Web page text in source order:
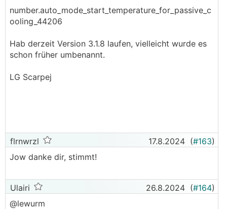
das bereits lösen?
number.auto_mode_start_temperature_for_passive_c
ooling_44206
Hab derzeit Version 3.1.8 laufen, vielleicht wurde es
schon früher umbenannt.
LG Scarpej
flrnwrzl 17.8.2024 (#163)
Jow danke dir, stimmt!
Ulairi 26.8.2024 (#164)
@lewurm